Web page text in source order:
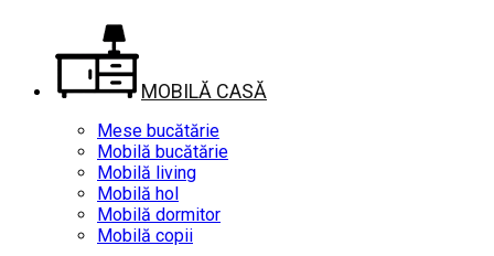
MOBILĂ CASĂ
Mese bucătărie
Mobilă bucătărie
Mobilă living
Mobilă hol
Mobilă dormitor
Mobilă copii